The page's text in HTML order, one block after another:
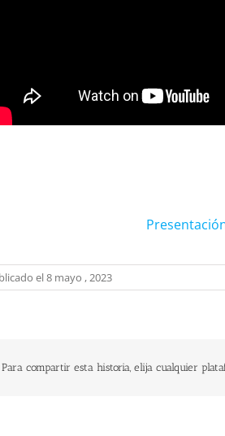
el 8 mayo , 2023
Para compartir esta historia, elija cualquier